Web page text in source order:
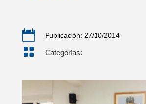
 Publicación: 27/10/2014
 Categorías: